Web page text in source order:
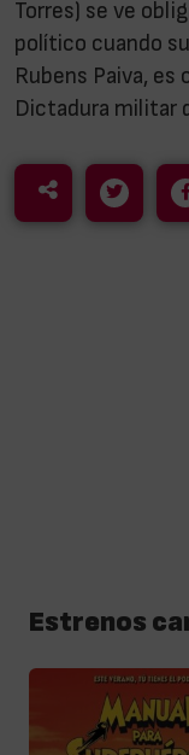
Torres) se ve
político cuando
Rubens Paiva,
Dictadura militar
Estrenos